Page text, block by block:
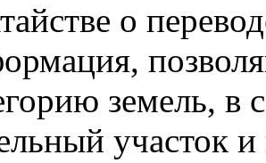
о
земель, в
участок